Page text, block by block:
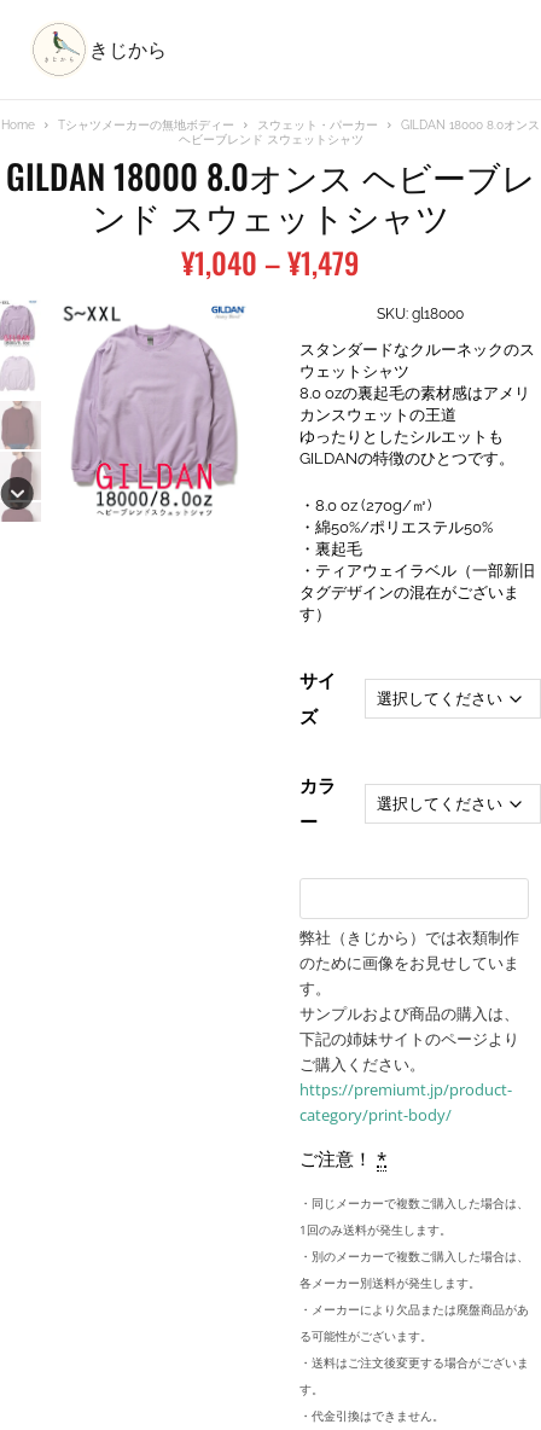
きじから
Home Tシャツメーカーの無地ボディー スウェット・パーカー
GILDAN 18000 8.0オンス
ヘビーブレンド スウェットシャツ
GILDAN 18000 8.0オンス ヘビーブレ
ンド スウェットシャツ
¥1,040–¥1,479
帯:
¥1,040
–
¥1,479
SKU: gl18000
スタンダードなクルーネックのス
ウェットシャツ
8.0 ozの裏起毛の素材感はアメリ
カンスウェットの王道
ゆったりとしたシルエットも
GILDANの特徴のひとつです。
・8.0 oz (270g/㎡)
・綿50%/ポリエステル50%
・裏起毛
・ティアウェイラベル（一部新旧
タグデザインの混在がございま
す）
サイ
ズ
カラ
ー
弊社（きじから）では衣類制作
のために画像をお見せしていま
す。
サンプルおよび商品の購入は、
下記の姉妹サイトのページより
ご購入ください。
https://premiumt.jp/product-
category/print-body/
ご注意！ *
・同じメーカーで複数ご購入した場合は、
1回のみ送料が発生します。
・別のメーカーで複数ご購入した場合は、
各メーカー別送料が発生します。
・メーカーにより欠品または廃盤商品があ
る可能性がございます。
・送料はご注文後変更する場合がございま
す。
・代金引換はできません。